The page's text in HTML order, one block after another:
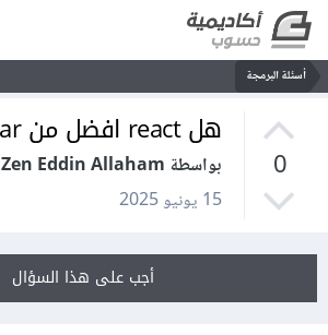
أسئلة البرمجة
0
هل react افضل من angular
بواسطة Zen Eddin Allaham
15 يونيو 2025
أجب على هذا السؤال